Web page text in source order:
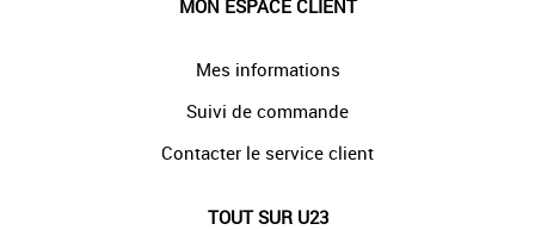
MON ESPACE CLIENT
Mes informations
Suivi de commande
Contacter le service client
TOUT SUR U23